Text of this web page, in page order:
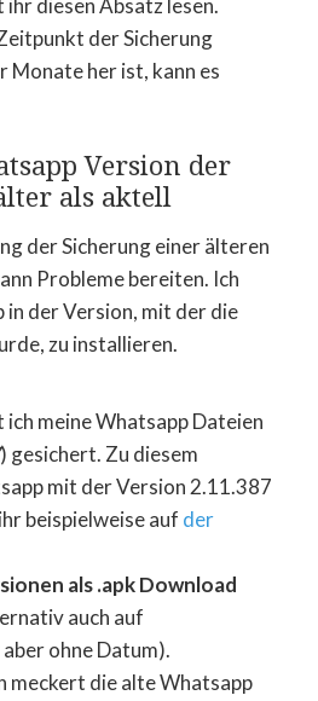
diesen Absatz lesen.
der Sicherung
Monate her ist, kann es
Version der
als aktell
der Sicherung einer älteren
Probleme bereiten. Ich
in der Version, mit der die
zu installieren.
meine Whatsapp Dateien
) gesichert. Zu diesem
mit der Version 2.11.387
beispielweise auf der
als .apk Download
auch auf
ohne Datum).
meckert die alte Whatsapp